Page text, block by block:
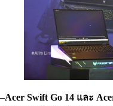
–Acer Swift Go 14 และ